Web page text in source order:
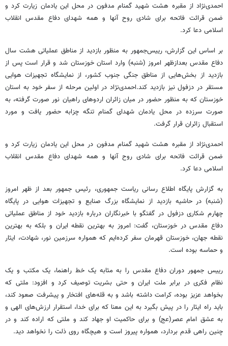
احمدی‌نژاد از مقبره هشت شهید گمنام مدفون در محل این یادمان زیارت کرد و
ضمن قرائت فاتحه برای شادی روح آنها و همه شهدای دفاع مقدس انقلاب
اسلامی دعا کرد.
بر اساس این گزارش، رییس‌جمهور به منظور بازدید از مناطق عملیاتی هشت سال
دفاع مقدس بعدازظهر امروز (شنبه) وارد استان خوزستان شد و قرار است پس از
بازدید از بخش‌هایی از مناطق جنگی جنوب کشور، از نمایشگاه تجهیزات هوایی
مستقر در دزفول نیز بازدید کند.احمدی‌نژاد در اولین مرحله از سفر خود به استان
خوزستان که به منظور حضور در میان زائران اردوهای راهیان نور صورت گرفته، به
صورت سرزده در محل یادمان شهدای گمنام تنگه چزابه حضور یافت و مورد
استقبال زائران قرار گرفت.
احمدی‌نژاد از مقبره هشت شهید گمنام مدفون در محل این یادمان زیارت کرد و
ضمن قرائت فاتحه برای شادی روح آنها و همه شهدای دفاع مقدس انقلاب
اسلامی دعا کرد.
به گزارش پایگاه اطلاع رسانی ریاست جمهوری، رئیس جمهور بعد از ظهر امروز
(شنبه) در حاشیه بازدید از نمایشگاه بزرگ صنایع و تجهیزات هوایی در پایگاه
چهارم شکاری دزفول در گفتگو با خبرنگاران درباره بازدید خود از مناطق عملیاتی
دفاع مقدس در خوزستان، گفت: امروز به بهترین نقطه ایران و بلکه به بهترین
نقطه جهان، خوزستان قهرمان سفر کرده‌ایم که همواره سرزمین نور، شهادت، ایثار
و حماسه بوده است.
رییس جمهور دوران دفاع مقدس را به مثابه یک خط راهنما، یک مکتب و یک
نظام فکری در برابر ملت ایران و حتی بشریت توصیف کرد و افزود: ملتی که
بخواهد عزیز بوده، کرامت داشته باشد و به قله‌های افتخار و پیشرفت صعود کند،
باید راه ایثار را در پیش بگیرد به این معنا که برای خدا، استقرار ارزش‌های الهی و
به عشق امام عصر(عج) و برای حاکمیت او جهاد کند و ملتی که اراده کند و در
چنین راهی قدم بردارد، همواره پیروز است و هیچگاه روی ذلت را نخواهد دید.